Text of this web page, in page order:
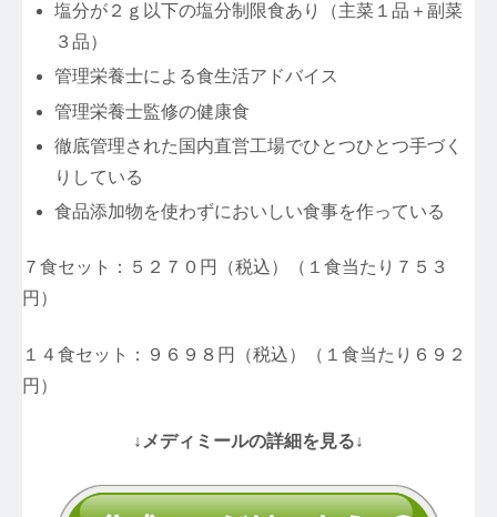
塩分が２ｇ以下の塩分制限食あり（主菜１品＋副菜
３品）
管理栄養士による食生活アドバイス
管理栄養士監修の健康食
徹底管理された国内直営工場でひとつひとつ手づく
りしている
食品添加物を使わずにおいしい食事を作っている
７食セット：５２７０円（税込）（１食当たり７５３
円）
１４食セット：９６９８円（税込）（１食当たり６９２
円）
↓メディミールの詳細を見る↓